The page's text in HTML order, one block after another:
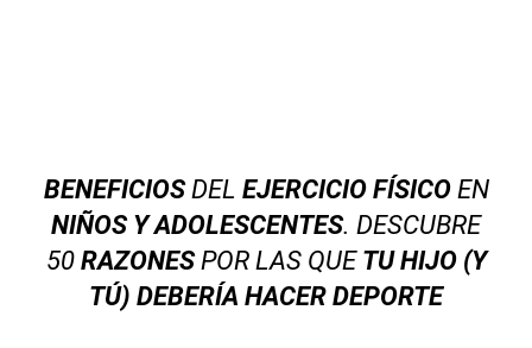
BENEFICIOSDEL EJERCICIO FÍSICOEN
NIÑOS Y ADOLESCENTES. DESCUBRE
50 RAZONESPOR LAS QUE TU HIJO (Y
TÚ) DEBERÍA HACER DEPORTE